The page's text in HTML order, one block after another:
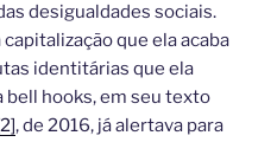
desigualdades sociais.
que ela acaba
identitárias que ela
hooks, em seu texto
, de 2016, já alertava para